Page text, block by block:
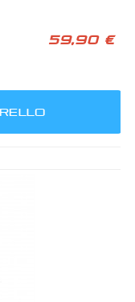
59,90 €